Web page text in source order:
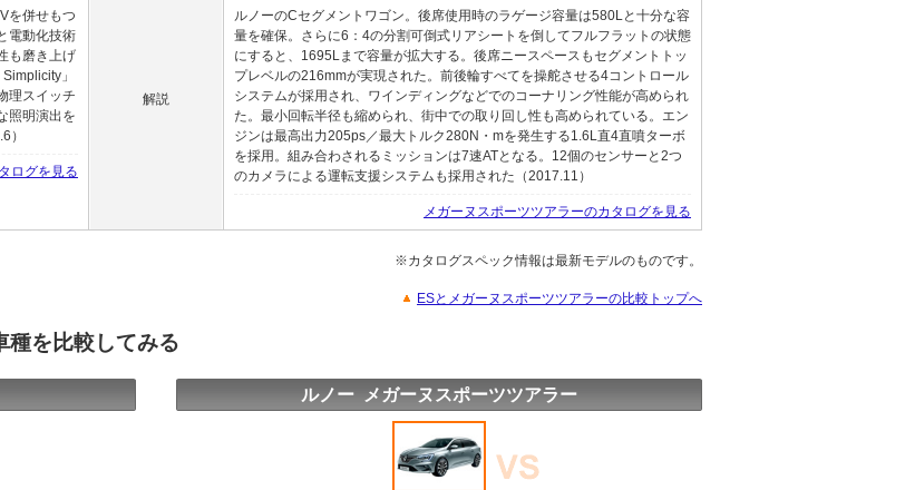
を併せもつ
電動化技術
も磨き上げ
」
理スイッチ
照明演出を
）
ログを見る
解説
ルノーのCセグメントワゴン。後席使用時のラゲージ容量は580Lと十分な容
量を確保。さらに6：4の分割可倒式リアシートを倒してフルフラットの状態
にすると、1695Lまで容量が拡大する。後席ニースペースもセグメントトッ
プレベルの216mmが実現された。前後輪すべてを操舵させる4コントロール
システムが採用され、ワインディングなどでのコーナリング性能が高められ
た。最小回転半径も縮められ、街中での取り回し性も高められている。エン
ジンは最高出力205ps／最大トルク280N・mを発生する1.6L直4直噴ターボ
を採用。組み合わされるミッションは7速ATとなる。12個のセンサーと2つ
のカメラによる運転支援システムも採用された（2017.11）
メガーヌスポーツツアラーのカタログを見る
※カタログスペック情報は最新モデルのものです。
ESとメガーヌスポーツツアラーの比較トップへ
種を比較してみる
ルノー メガーヌスポーツツアラー